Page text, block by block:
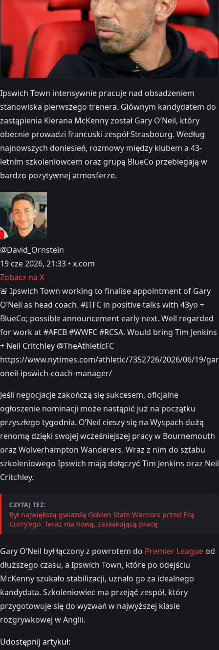
Ipswich Town intensywnie pracuje nad obsadzeniem
stanowiska pierwszego trenera. Głównym kandydatem do
zastąpienia Kierana McKenny został Gary O’Neil, który
obecnie prowadzi francuski zespół Strasbourg. Według
najnowszych doniesień, rozmowy między klubem a 43-
letnim szkoleniowcem oraz grupą BlueCo przebiegają w
bardzo pozytywnej atmosferze.
@David_Ornstein
19 cze 2026, 21:33 • x.com
Zobacz na X
🚨 Ipswich Town working to finalise appointment of Gary
O’Neil as head coach. #ITFC in positive talks with 43yo +
BlueCo; possible announcement early next. Well regarded
for work at #AFCB #WWFC #RCSA. Would bring Tim Jenkins
+ Neil Critchley @TheAthleticFC
https://www.nytimes.com/athletic/7352726/2026/06/19/
oneil-ipswich-coach-manager/
Jeśli negocjacje zakończą się sukcesem, oficjalne
ogłoszenie nominacji może nastąpić już na początku
przyszłego tygodnia. O’Neil cieszy się na Wyspach dużą
renomą dzięki swojej wcześniejszej pracy w Bournemouth
oraz Wolverhampton Wanderers. Wraz z nim do sztabu
szkoleniowego Ipswich mają dołączyć Tim Jenkins oraz Neil
Critchley.
CZYTAJ TEŻ:
Był największą gwiazdą Golden State Warriors przed Erą
Curry’ego. Teraz ma nową, zaskakującą pracę
Gary O’Neil był łączony z powrotem do Premier League od
dłuższego czasu, a Ipswich Town, które po odejściu
McKenny szukało stabilizacji, uznało go za idealnego
kandydata. Szkoleniowiec ma przejąć zespół, który
przygotowuje się do wyzwań w najwyższej klasie
rozgrywkowej w Anglii.
Udostępnij artykuł: